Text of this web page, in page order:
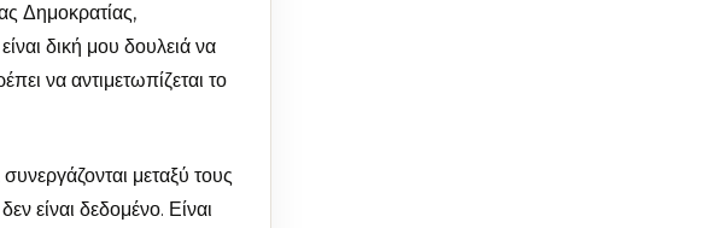
Δημοκρατίας,
δική μου δουλειά να
να αντιμετωπίζεται το
μεταξύ τους
είναι δεδομένο. Είναι